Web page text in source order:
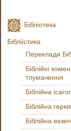
Бібліотека
Бібліїстика
Переклади
Біблійні
тлумачення
Біблійна
Біблійна
Біблійна